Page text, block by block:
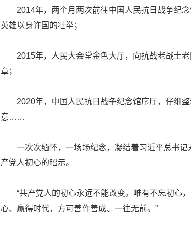
2014年，两个月两次前往中国人民抗日战争纪
英雄以身许国的壮举；
2015年，人民大会堂金色大厅，向抗战老战士
章；
2020年，中国人民抗日战争纪念馆序厅，仔细
意……
一次次缅怀，一场场纪念，凝结着习近平总书
产党人初心的昭示。
“共产党人的初心永远不能改变。唯有不忘初心
心、赢得时代，方可善作善成、一往无前。”